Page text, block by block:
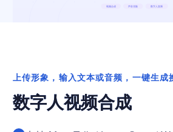
上传形象，输入文本或音频，一键生成
数字人视频合成